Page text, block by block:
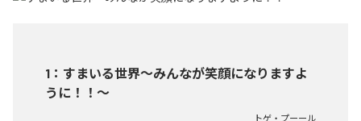
1 ： すまいる世界〜みんなが笑顔になりますよ
うに！！〜
トゲ・プーール